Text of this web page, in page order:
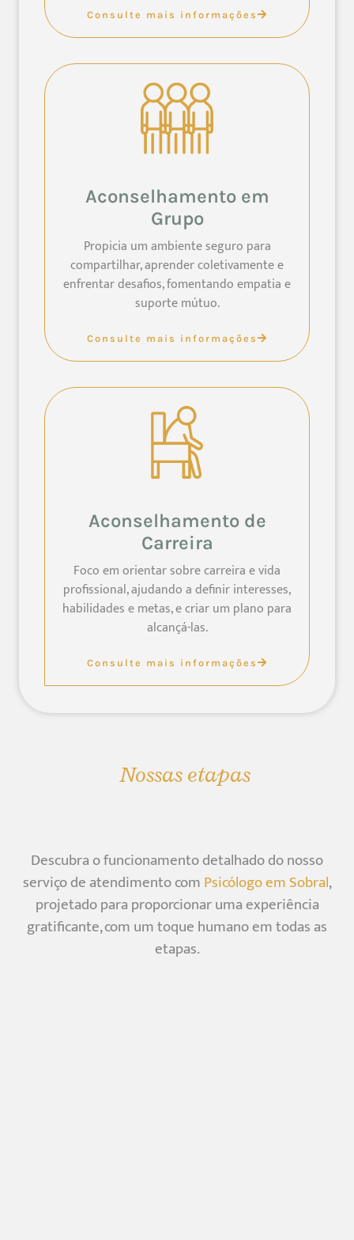
Consulte mais informações
Aconselhamento em
Grupo
Propicia um ambiente seguro para
compartilhar, aprender coletivamente e
enfrentar desafios, fomentando empatia e
suporte mútuo.
Consulte mais informações
Aconselhamento de
Carreira
Foco em orientar sobre carreira e vida
profissional, ajudando a definir interesses,
habilidades e metas, e criar um plano para
alcançá-las.
Consulte mais informações
Nossas etapas
Descubra o funcionamento detalhado do nosso
serviço de atendimento comPsicólogo em Sobral,
projetado para proporcionar uma experiência
gratificante, com um toque humano em todas as
etapas.